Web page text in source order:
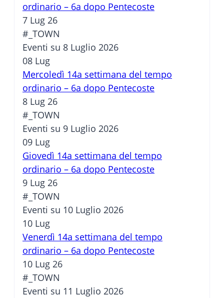
ordinario – 6a dopo Pentecoste
7 Lug 26
#_TOWN
Eventi su 8 Luglio 2026
08 Lug
Mercoledì 14a settimana del tempo
ordinario – 6a dopo Pentecoste
8 Lug 26
#_TOWN
Eventi su 9 Luglio 2026
09 Lug
Giovedì 14a settimana del tempo
ordinario – 6a dopo Pentecoste
9 Lug 26
#_TOWN
Eventi su 10 Luglio 2026
10 Lug
Venerdì 14a settimana del tempo
ordinario – 6a dopo Pentecoste
10 Lug 26
#_TOWN
Eventi su 11 Luglio 2026